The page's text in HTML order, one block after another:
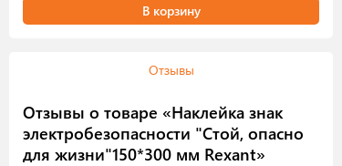
В корзину
Отзывы
Отзывы о товаре «Наклейка знак
электробезопасности "Стой, опасно
для жизни"150*300 мм Rexant»